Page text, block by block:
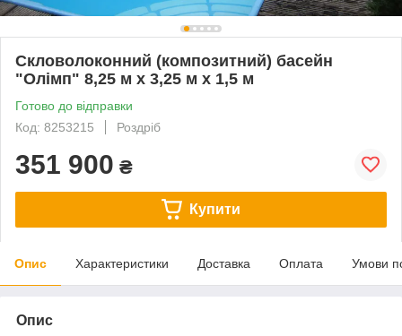
Скловолоконний (композитний) басейн
"Олімп" 8,25 м х 3,25 м х 1,5 м
Готово до відправки
Код: 8253215
Роздріб
351 900 ₴
Купити
Опис Характеристики Доставка Оплата Умови
Опис